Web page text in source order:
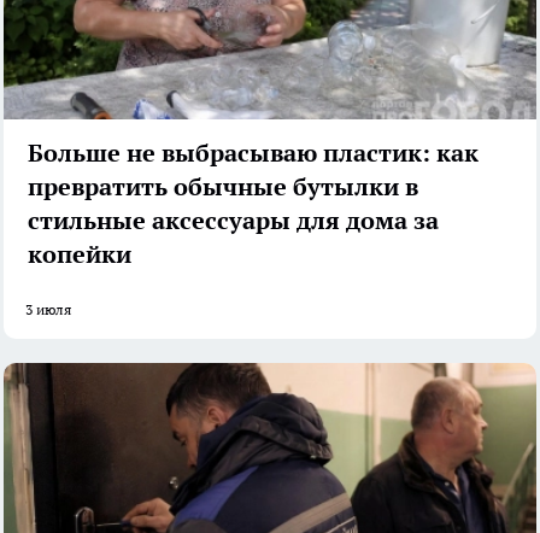
Больше не выбрасываю пластик: как
превратить обычные бутылки в
стильные аксессуары для дома за
копейки
3 июля